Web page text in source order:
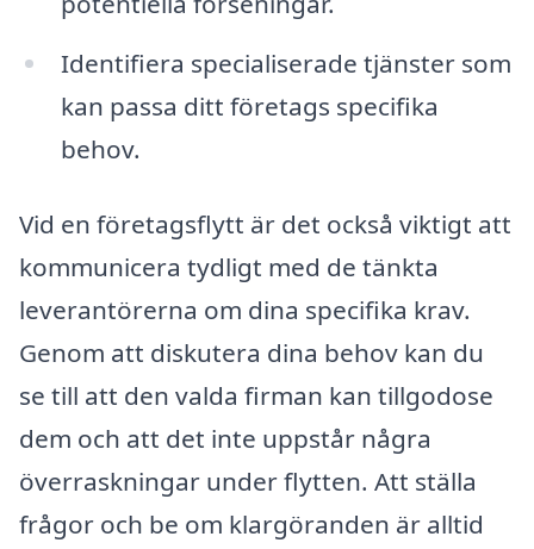
Identifiera specialiserade tjänster som
kan passa ditt företags specifika
behov.
Vid en företagsflytt är det också viktigt att
kommunicera tydligt med de tänkta
leverantörerna om dina specifika krav.
Genom att diskutera dina behov kan du
se till att den valda firman kan tillgodose
dem och att det inte uppstår några
överraskningar under flytten. Att ställa
frågor och be om klargöranden är alltid